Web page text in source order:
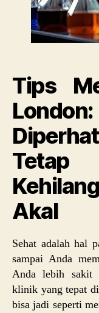
Tips
Tetap
Akal
Sehat adalah hal
sampai Anda
Anda lebih sakit
klinik yang tepat
bisa jadi seperti